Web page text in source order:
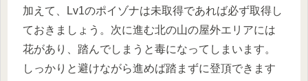
加えて、Lv1のポイゾナは未取得であれば必ず取得し
ておきましょう。次に進む北の山の屋外エリアには
花があり、踏んでしまうと毒になってしまいます。
しっかりと避けながら進めば踏まずに登頂できます